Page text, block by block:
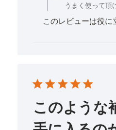
うまく使って頂
このレビューは役に
このような